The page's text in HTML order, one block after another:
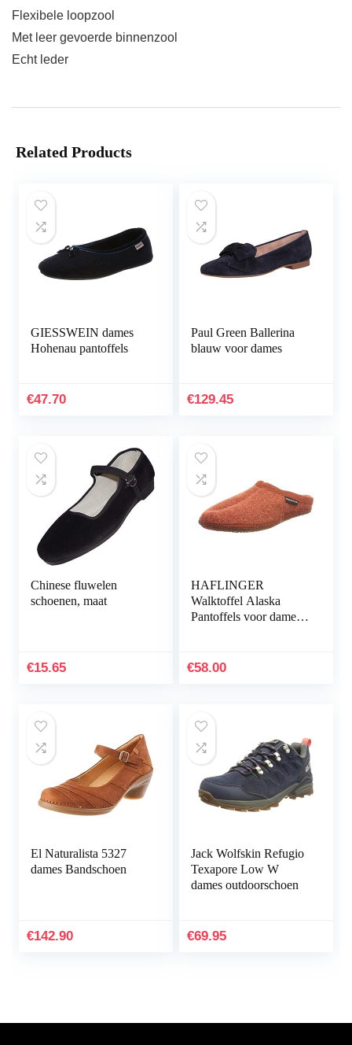
Flexibele loopzool
Met leer gevoerde binnenzool
Echt leder
Related Products
GIESSWEIN dames
Hohenau pantoffels
€47.70
Paul Green Ballerina
blauw voor dames
€129.45
Chinese fluwelen
schoenen, maat
€15.65
HAFLINGER
Walktoffel Alaska
Pantoffels voor dames,
€58.00
El Naturalista 5327
dames Bandschoen
€142.90
Jack Wolfskin Refugio
Texapore Low W
dames outdoorschoen
€69.95